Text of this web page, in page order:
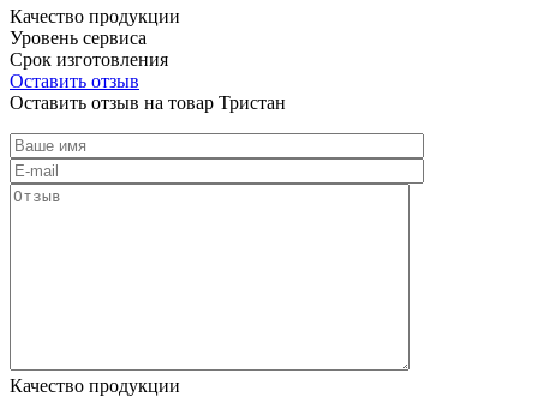
Качество продукции
Уровень сервиса
Срок изготовления
Оставить отзыв
Оставить отзыв на товар Тристан
Качество продукции